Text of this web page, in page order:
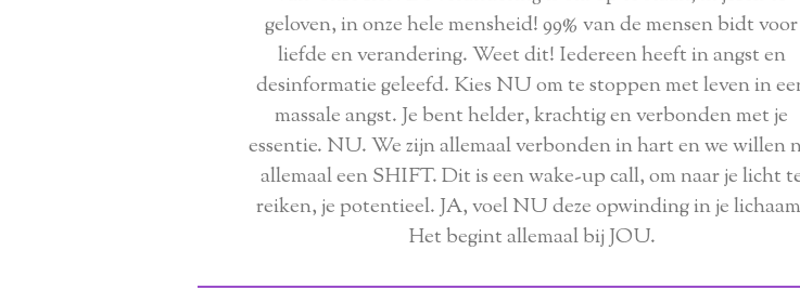
geloven, in onze hele mensheid! 99% van de mensen bidt voor
liefde en verandering. Weet dit! Iedereen heeft in angst en
desinformatie geleefd. Kies NU om te stoppen met leven in
massale angst. Je bent helder, krachtig en verbonden met je
essentie. NU. We zijn allemaal verbonden in hart en we willen
allemaal een SHIFT. Dit is een wake-up call, om naar je licht
reiken, je potentieel. JA, voel NU deze opwinding in je
Het begint allemaal bij JOU.